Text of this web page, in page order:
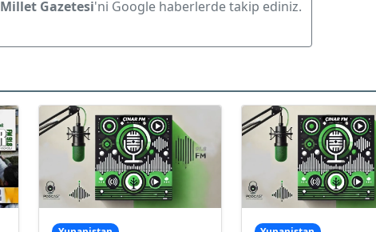
Millet Gazetesi'ni Google haberlerde takip ediniz.